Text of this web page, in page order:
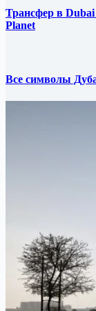
Трансфер в
Planet
Все символы